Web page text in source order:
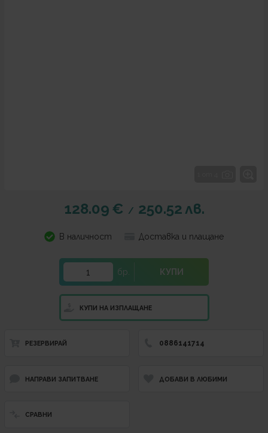
128.09 € / 250.52 лв.
В наличност Доставка и плащане
бр. КУПИ
КУПИ НА ИЗПЛАЩАНЕ
РЕЗЕРВИРАЙ 0886141714
НАПРАВИ ЗАПИТВАНЕ ДОБАВИ В ЛЮБИМИ
СРАВНИ